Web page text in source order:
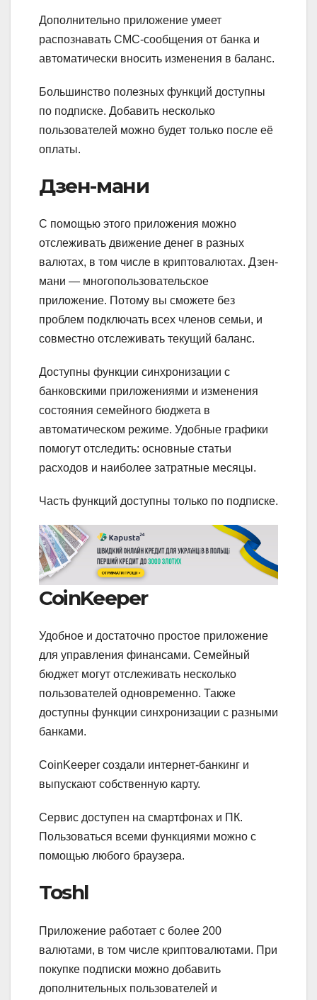
Дополнительно приложение умеет
распознавать СМС-сообщения от банка и
автоматически вносить изменения в баланс.
Большинство полезных функций доступны
по подписке. Добавить несколько
пользователей можно будет только после её
оплаты.
Дзен-мани
С помощью этого приложения можно
отслеживать движение денег в разных
валютах, в том числе в криптовалютах. Дзен-
мани — многопользовательское
приложение. Потому вы сможете без
проблем подключать всех членов семьи, и
совместно отслеживать текущий баланс.
Доступны функции синхронизации с
банковскими приложениями и изменения
состояния семейного бюджета в
автоматическом режиме. Удобные графики
помогут отследить: основные статьи
расходов и наиболее затратные месяцы.
Часть функций доступны только по подписке.
CoinKeeper
Удобное и достаточно простое приложение
для управления финансами. Семейный
бюджет могут отслеживать несколько
пользователей одновременно. Также
доступны функции синхронизации с разными
банками.
CoinKeeper создали интернет-банкинг и
выпускают собственную карту.
Сервис доступен на смартфонах и ПК.
Пользоваться всеми функциями можно с
помощью любого браузера.
Toshl
Приложение работает с более 200
валютами, в том числе криптовалютами. При
покупке подписки можно добавить
дополнительных пользователей и